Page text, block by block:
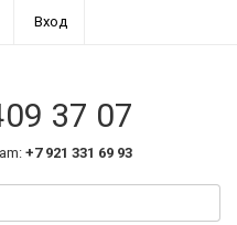
Вход
37 07
+7 921 331 69 93